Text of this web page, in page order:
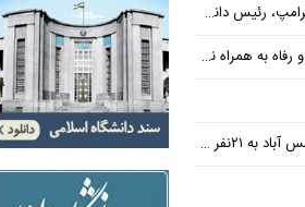
براون کنار می‌رود
همراه نداشته است
رسید